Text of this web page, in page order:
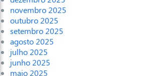
novembro 2025
outubro 2025
setembro 2025
agosto 2025
julho 2025
junho 2025
maio 2025